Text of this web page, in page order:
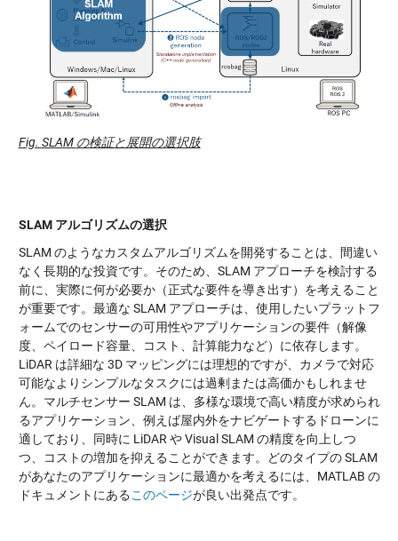
Fig. SLAM の検証と展開の選択肢
SLAM アルゴリズムの選択
SLAM のようなカスタムアルゴリズムを開発することは、間違い
なく長期的な投資です。そのため、SLAM アプローチを検討する
前に、実際に何が必要か（正式な要件を導き出す）を考えること
が重要です。最適な SLAM アプローチは、使用したいプラットフ
ォームでのセンサーの可用性やアプリケーションの要件（解像
度、ペイロード容量、コスト、計算能力など）に依存します。
LiDAR は詳細な 3D マッピングには理想的ですが、カメラで対応
可能なよりシンプルなタスクには過剰または高価かもしれませ
ん。マルチセンサー SLAM は、多様な環境で高い精度が求められ
るアプリケーション、例えば屋内外をナビゲートするドローンに
適しており、同時に LiDAR や Visual SLAM の精度を向上しつ
つ、コストの増加を抑えることができます。どのタイプの SLAM
があなたのアプリケーションに最適かを考えるには、MATLAB の
ドキュメントにある このページが良い出発点です。